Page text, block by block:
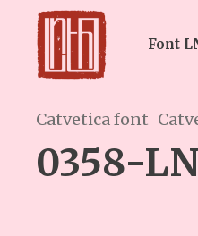
Font
Catvetica font
0358-